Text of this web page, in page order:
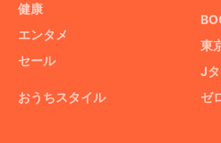
健康
エンタメ
セール
おうちスタイル
東
J
ゼ